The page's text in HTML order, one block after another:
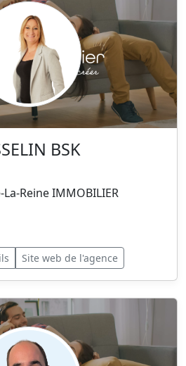
BSK
Reine IMMOBILIER
Site web de l'agence